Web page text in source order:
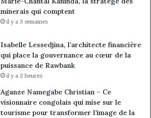
minerais qui comptent
il y a 3 semaines
Isabelle Lessedjina, l’architecte financière
qui place la gouvernance au cœur de la
puissance de Rawbank
il y a 2 heures
Aganze Namegabe Christian – Ce
visionnaire congolais qui mise sur le
tourisme pour transformer l’image de la